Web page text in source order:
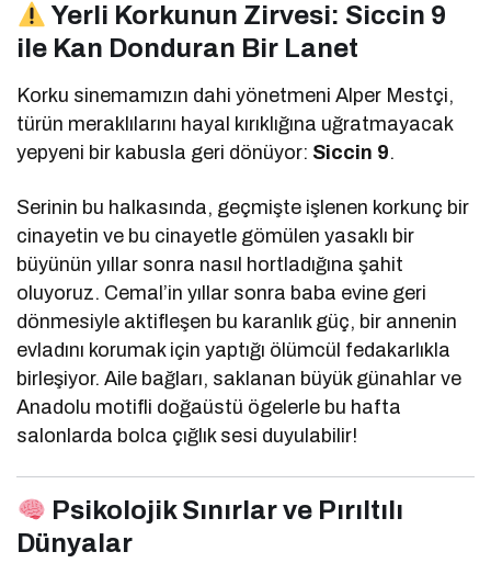
Yerli Korkunun Zirvesi: Siccin 9
ile Kan Donduran Bir Lanet
Korku sinemamızın dahi yönetmeni Alper Mestçi,
türün meraklılarını hayal kırıklığına uğratmayacak
yepyeni bir kabusla geri dönüyor: Siccin 9.
Serinin bu halkasında, geçmişte işlenen korkunç bir
cinayetin ve bu cinayetle gömülen yasaklı bir
büyünün yıllar sonra nasıl hortladığına şahit
oluyoruz. Cemal’in yıllar sonra baba evine geri
dönmesiyle aktifleşen bu karanlık güç, bir annenin
evladını korumak için yaptığı ölümcül fedakarlıkla
birleşiyor. Aile bağları, saklanan büyük günahlar ve
Anadolu motifli doğaüstü ögelerle bu hafta
salonlarda bolca çığlık sesi duyulabilir!
Psikolojik Sınırlar ve Pırıltılı
Dünyalar